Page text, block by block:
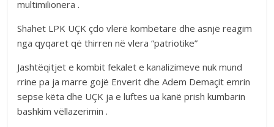
multimilionera .
Shahet LPK UÇK çdo vlerë kombëtare dhe asnjë reagim
nga qyqaret që thirren në vlera “patriotike”
Jashtëqitjet e kombit fekalet e kanalizimeve nuk mund
rrine pa ja marre gojë Enverit dhe Adem Demaçit emrin
sepse këta dhe UÇK ja e luftes ua kanë prish kumbarin
bashkim vëllazerimin .